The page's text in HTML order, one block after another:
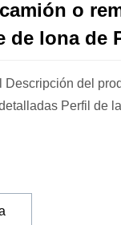
o
de lona de
Descripción del
Perfil de